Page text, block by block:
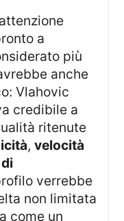
a
più
anche
Vlahovic
credibile a
ritenute
,velocità
verrebbe
non limitata
come un